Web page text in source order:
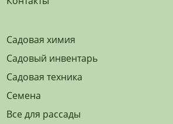
Садовая химия
Садовый инвентарь
Садовая техника
Семена
Все для рассады